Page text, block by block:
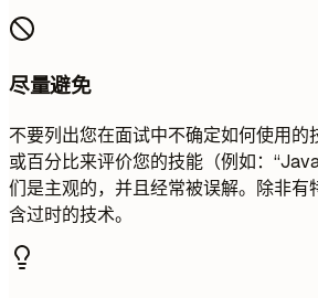
尽量避免
不要列出您在面试中不确定如何使用的
或百分比来评价您的技能（例如：
们是主观的，并且经常被误解。除非有
含过时的技术。